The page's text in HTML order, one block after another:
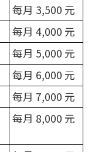
每月 3,500 元
每月 4,000 元
每月 5,000 元
每月 6,000 元
每月 7,000 元
每月 8,000 元